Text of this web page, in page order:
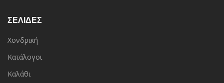
ΣΕΛΙΔΕΣ
Χονδρική
Κατάλογοι
Καλάθι